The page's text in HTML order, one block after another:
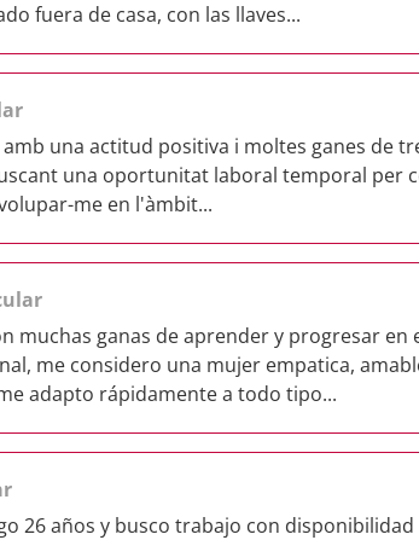
fuera de casa, con las llaves...
amb una actitud positiva i moltes ganes de
una oportunitat laboral temporal per
me en l'àmbit...
muchas ganas de aprender y progresar en
me considero una mujer empatica,
adapto rápidamente a todo tipo...
26 años y busco trabajo con